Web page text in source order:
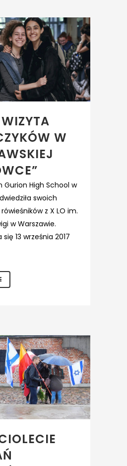
W
Gurion High School w
swoich
z X LO im.
w Warszawie.
13 września 2017